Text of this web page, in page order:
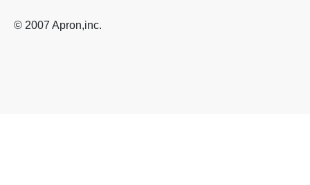
© 2007 Apron,inc.